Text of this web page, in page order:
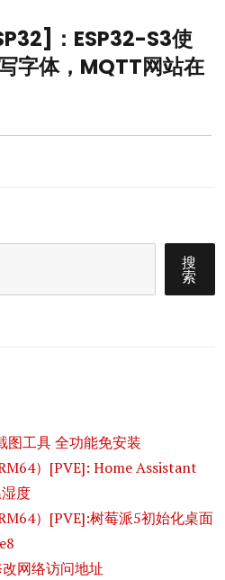
：ESP32-S3使
字体，MQTT网站在
搜
索
图工具 全功能免安装
）[PVE]: Home Assistant
度
）[PVE]:树莓派5初始化桌面
网络访问地址